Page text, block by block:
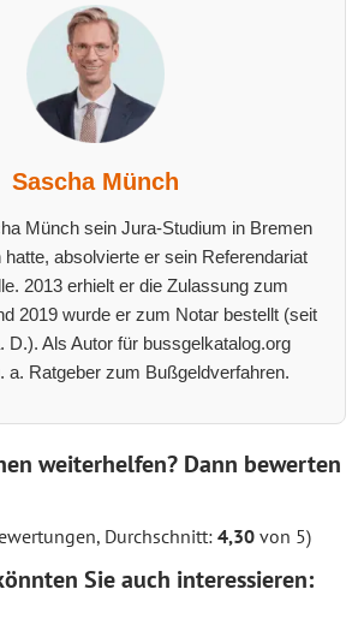
Sascha Münch
Münch sein Jura-Studium in Bremen
absolvierte er sein Referendariat
2013 erhielt er die Zulassung zum
2019 wurde er zum Notar bestellt (seit
D.). Als Autor für bussgelkatalog.org
a. Ratgeber zum Bußgeldverfahren.
weiterhelfen? Dann bewerten
Durchschnitt: 4,30 von 5)
Sie auch interessieren: